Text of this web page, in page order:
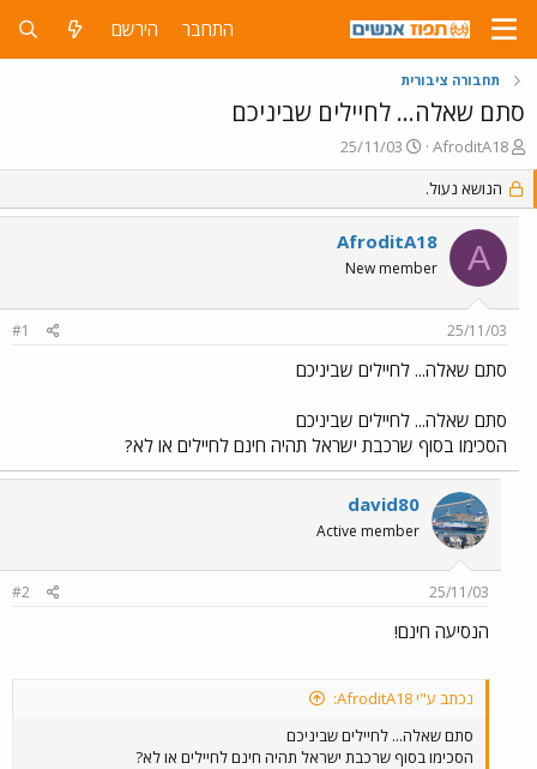
התחבר הירשם
תחבורה ציבורית
סתם שאלה... לחיילים שביניכם
פ
ו
ת
ח
נ
AfroditA18
פ
ו
ס
ם
ב
ת
ך
25/11/03
הנושא נעול.
A
AfroditA18
New member
25/11/03
#1
סתם שאלה... לחיילים שביניכם
סתם שאלה... לחיילים שביניכם
הסכימו בסוף שרכבת ישראל תהיה חינם לחיילים או לא?
david80
Active member
25/11/03
#2
הנסיעה חינם!
נכתב ע"י AfroditA18:
סתם שאלה... לחיילים שביניכם
הסכימו בסוף שרכבת ישראל תהיה חינם לחיילים או לא?